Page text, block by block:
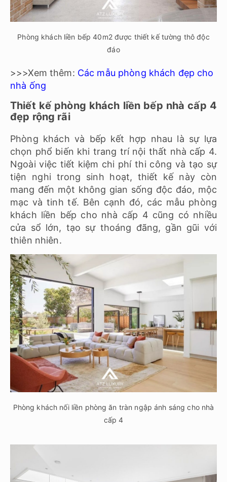
Phòng khách liền bếp 40m2 được thiết kế tường thô độc
đáo
>>>Xem thêm: Các mẫu phòng khách đẹp cho
nhà ống
Thiết kế phòng khách liền bếp nhà cấp 4
đẹp rộng rãi
Phòng khách và bếp kết hợp nhau là sự lựa
chọn phổ biến khi trang trí nội thất nhà cấp 4.
Ngoài việc tiết kiệm chi phí thi công và tạo sự
tiện nghi trong sinh hoạt, thiết kế này còn
mang đến một không gian sống độc đáo, mộc
mạc và tinh tế. Bên cạnh đó, các mẫu phòng
khách liền bếp cho nhà cấp 4 cũng có nhiều
cửa sổ lớn, tạo sự thoáng đãng, gần gũi với
thiên nhiên.
Phòng khách nối liền phòng ăn tràn ngập ánh sáng cho nhà
cấp 4